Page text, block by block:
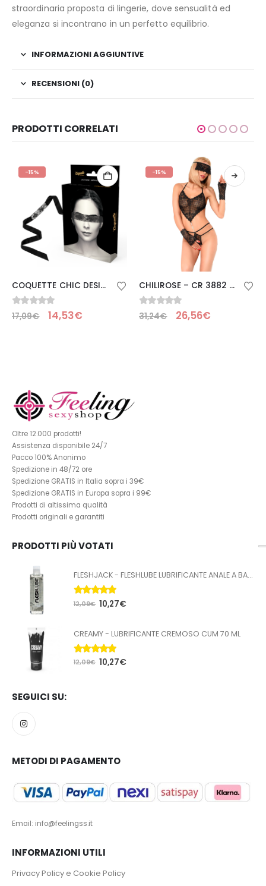
straordinaria proposta di lingerie, dove sensualità ed
eleganza si incontrano in un perfetto equilibrio.
INFORMAZIONI AGGIUNTIVE
RECENSIONI (0)
PRODOTTI CORRELATI
-15%
COQUETTE CHIC DESIRE – MASCHERA IN PIZZO NERO CON NASTRO
0Su 5
17,09€ 14,53€
-15%
CHILIROSE – CR 3882 SET BODY ROJO S/M
0Su 5
31,24€ 26,56€
Oltre 12.000 prodotti!
Assistenza disponibile 24/7
Pacco 100% Anonimo
Spedizione in 48/72 ore
Spedizione GRATIS in Italia sopra i 39€
Spedizione GRATIS in Europa sopra i 99€
Prodotti di altissima qualità
Prodotti originali e garantiti
PRODOTTI PIÙ VOTATI
FLESHJACK - FLESHLUBE LUBRIFICANTE ANALE A BASE ACQUA 100 ML
5.00Su 5
12,09€ 10,27€
CREAMY - LUBRIFICANTE CREMOSO CUM 70 ML
5.00Su 5
12,09€ 10,27€
SEGUICI SU:
METODI DI PAGAMENTO
Email: info@feelingss.it
INFORMAZIONI UTILI
Privacy Policy e Cookie Policy